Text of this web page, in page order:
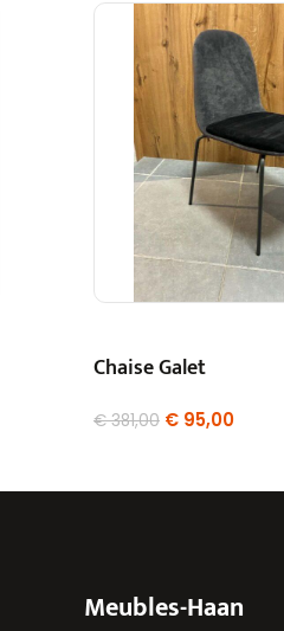
Chaise Galet
€381,00 € 95,00
Meubles-Haan